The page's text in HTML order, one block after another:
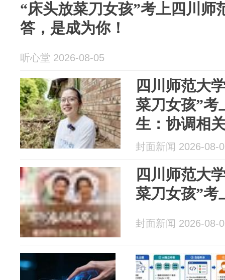
“床头放菜刀女孩”考上四川师
答，是成为你！
听心堂 2026-08-05
四川师范大
菜刀女孩”考
生：协调相
与支持
封面新闻 2026-08-
四川师范大
菜刀女孩”考
封面新闻 2026-08-